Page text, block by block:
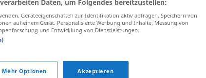
der Alkoholausschank an
Jugendliche istverboten
Daten, um Folgendes bereitzustellen:
Geräteeigenschaften zur Identifikation aktiv abfragen. Speichern von
auf einem Gerät. Personalisierte Werbung und Inhalte, Messung von
und Entwicklung von Dienstleistungen.
Mehr Optionen Akzeptieren